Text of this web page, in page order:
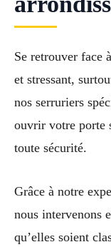
Se retrouver face
et stressant,
nos serruriers
ouvrir votre porte
toute sécurité.
Grâce à notre
nous intervenons
qu’elles soient